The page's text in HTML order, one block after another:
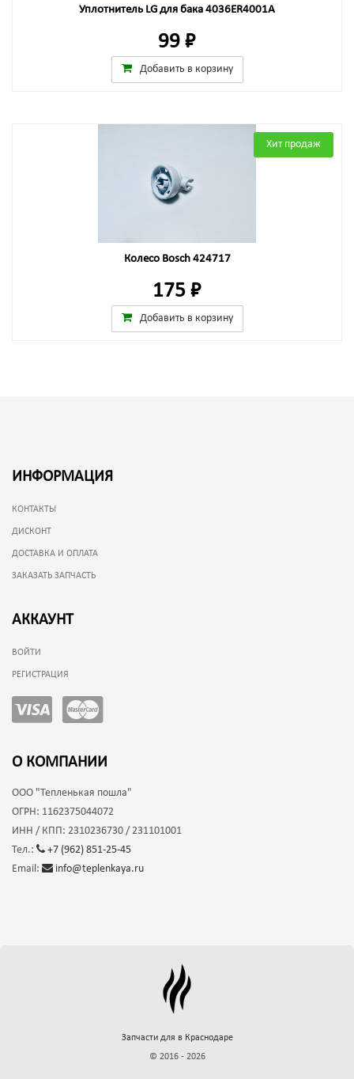
Уплотнитель LG для бака 4036ER4001A
99 ₽
Добавить в корзину
Хит продаж
Колесо Bosch 424717
175 ₽
Добавить в корзину
ИНФОРМАЦИЯ
КОНТАКТЫ
ДИСКОНТ
ДОСТАВКА И ОПЛАТА
ЗАКАЗАТЬ ЗАПЧАСТЬ
АККАУНТ
ВОЙТИ
РЕГИСТРАЦИЯ
О КОМПАНИИ
ООО "Тепленькая пошла"
ОГРН: 1162375044072
ИНН / КПП: 2310236730 / 231101001
Тел.:
+7 (962) 851-25-45
Email:
info@teplenkaya.ru
Запчасти для в Краснодаре
© 2016 - 2026